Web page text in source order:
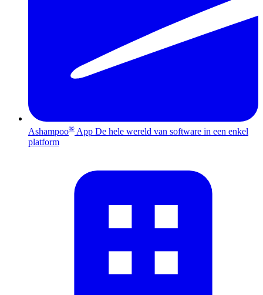
Ashampoo® App De hele wereld van software in een enkel
platform